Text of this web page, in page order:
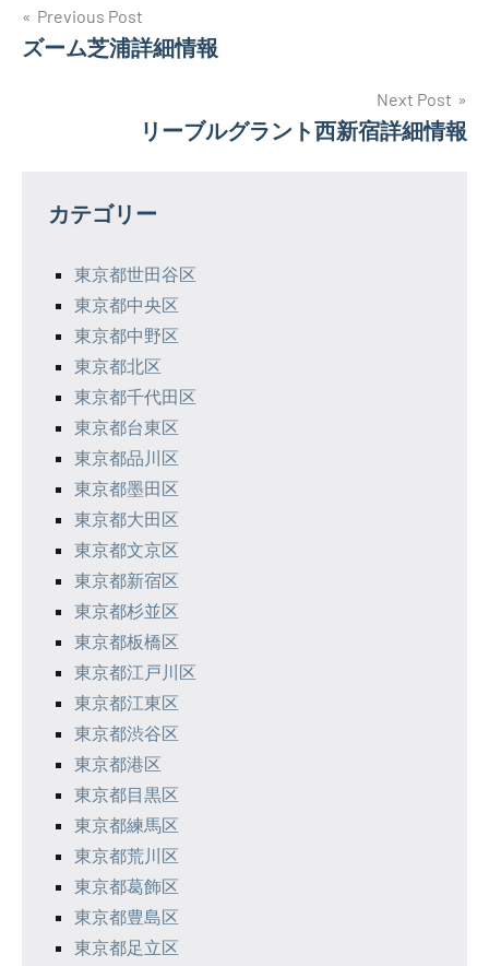
投
稿
ー
Previous Post
ズーム芝浦詳細情報
Next Post
リーブルグラント西新宿詳細情報
カテゴリー
東京都世田谷区
東京都中央区
東京都中野区
東京都北区
東京都千代田区
東京都台東区
東京都品川区
東京都墨田区
東京都大田区
東京都文京区
東京都新宿区
東京都杉並区
東京都板橋区
東京都江戸川区
東京都江東区
東京都渋谷区
東京都港区
東京都目黒区
東京都練馬区
東京都荒川区
東京都葛飾区
東京都豊島区
東京都足立区